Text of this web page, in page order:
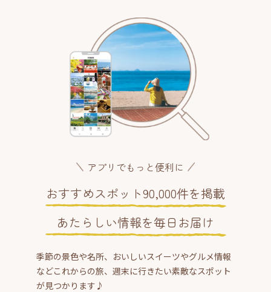
アプリでもっと便利に
おすすめスポット90,000件を掲載
あたらしい情報を毎日お届け
季節の景色や名所、おいしいスイーツやグルメ情報
などこれからの旅、週末に行きたい素敵なスポット
が見つかります♪